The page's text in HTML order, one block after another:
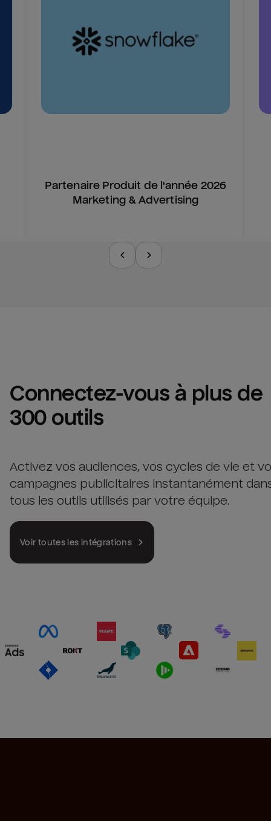
Partenaire Produit de l'année 2026
Marketing & Advertising
Connectez-vous à plus de
300 outils
Activez vos audiences, vos cycles de vie et
campagnes publicitaires instantanément
tous les outils utilisés par votre équipe.
Voir toutes les intégrations